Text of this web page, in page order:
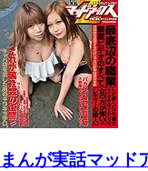
まんが実話マッド